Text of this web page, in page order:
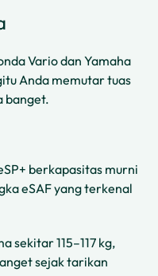
Vario dan Yamaha
Anda memutar tuas
banget.
berkapasitas murni
eSAF yang terkenal
sekitar 115–117 kg,
sejak tarikan